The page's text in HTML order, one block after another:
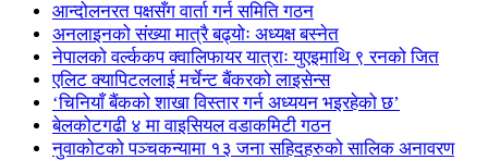
आन्दोलनरत पक्षसँग वार्ता गर्न समिति गठन
अनलाइनको संख्या मात्रै बढ्योः अध्यक्ष बस्नेत
नेपालको वर्ल्ककप क्वालिफायर यात्राः युएइमाथि ९ रनको जित
एलिट क्यापिटललाई मर्चेन्ट बैंकरको लाइसेन्स
‘चिनियाँ बैंकको शाखा विस्तार गर्न अध्ययन भइरहेको छ’
बेलकोटगढी ४ मा वाइसियल वडाकमिटी गठन
नुवाकोटको पञ्चकन्यामा १३ जना सहिदहरुको सालिक अनावरण